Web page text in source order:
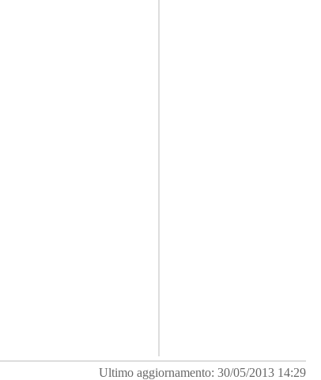
Ultimo aggiornamento: 30/05/2013 14:29